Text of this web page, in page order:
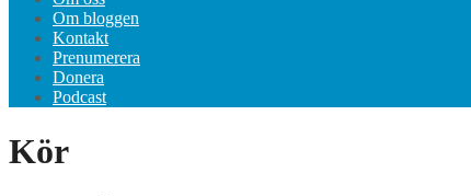
Om bloggen
Kontakt
Prenumerera
Donera
Podcast
Kör